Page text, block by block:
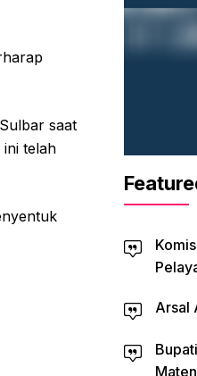
saat
telah
Arsal